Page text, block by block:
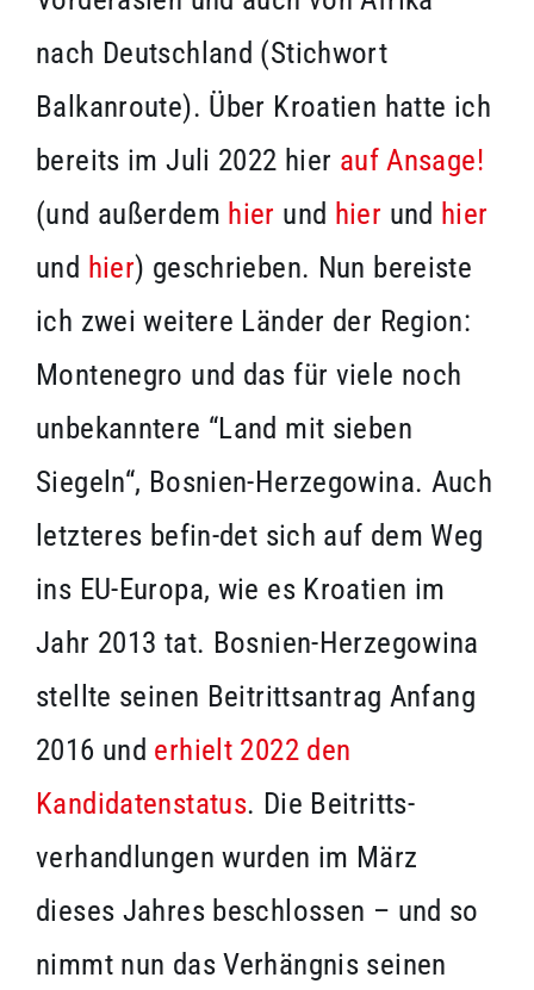
nach Deutschland (Stichwort
Balkanroute). Über Kroatien hatte ich
bereits im Juli 2022 hier auf Ansage!
(und außerdem hier und hier und hier
und hier) geschrieben. Nun bereiste
ich zwei weitere Länder der Region:
Montenegro und das für viele noch
unbekanntere “Land mit sieben
Siegeln“, Bosnien-Herzegowina. Auch
letzteres befin-det sich auf dem Weg
ins EU-Europa, wie es Kroatien im
Jahr 2013 tat. Bosnien-Herzegowina
stellte seinen Beitrittsantrag Anfang
2016 und erhielt 2022 den
Kandidatenstatus. Die Beitritts-
verhandlungen wurden im März
dieses Jahres beschlossen – und so
nimmt nun das Verhängnis seinen